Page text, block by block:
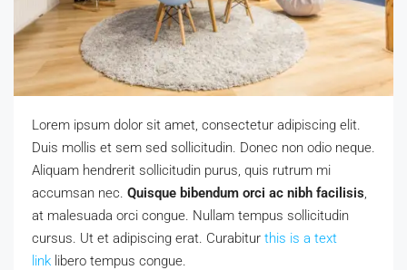
Lorem ipsum dolor sit amet, consectetur adipiscing elit.
Duis mollis et sem sed sollicitudin. Donec non odio neque.
Aliquam hendrerit sollicitudin purus, quis rutrum mi
accumsan nec. Quisque bibendum orci ac nibh facilisis
at malesuada orci congue. Nullam tempus sollicitudin
cursus. Ut et adipiscing erat. Curabitur this is a text
link libero tempus congue.